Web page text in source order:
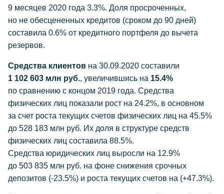
9 месяцев 2020 года 3.3%. Доля просроченных,
но не обесцененных кредитов (сроком до 90 дней)
составила 0.6% от кредитного портфеля до вычета
резервов.
Средства клиентов на 30.09.2020 составили
1 102 603 млн руб., увеличившись на 15.4%
по сравнению с концом 2019 года. Средства
физических лиц показали рост на 24.2%, в основном
за счет роста текущих счетов физических лиц на 45.5%
до 528 183 млн руб. Их доля в структуре средств
физических лиц составила 88.5%.
Средства юридических лиц выросли на 12.9%
до 503 835 млн руб. на фоне снижения срочных
депозитов (-23.5%) и роста текущих счетов на (+47.3%).